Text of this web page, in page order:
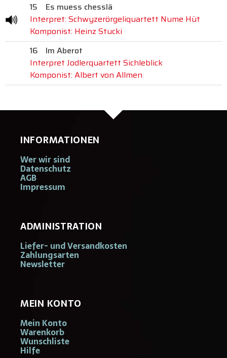
15
Es muess chesslä
Interpret: Schwyzerörgeliquartett Nume Hüt
Komponist: Heinz Stucki
16
Im Aberot
Interpret Jodlerquartett Sichleblick
Komponist: Albert von Allmen
INFORMATIONEN
Wer wir sind
Datenschutz
AGB
Impressum
ADMINISTRATION
Liefer- und Versandkosten
Zahlungsarten
Newsletter
MEIN KONTO
Mein Konto
Warenkorb
Wunschliste
Hilfe